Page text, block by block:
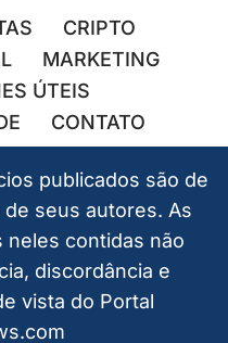
CRIPTO
MARKETING
ÚTEIS
CONTATO
publicados são de
seus autores. As
neles contidas não
discordância e
vista do Portal